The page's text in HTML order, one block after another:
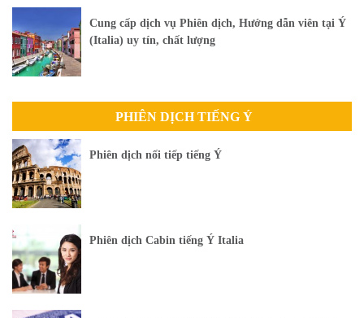
Cung cấp dịch vụ Phiên dịch, Hướng dẫn viên tại Ý
(Italia) uy tín, chất lượng
PHIÊN DỊCH TIẾNG Ý
Phiên dịch nối tiếp tiếng Ý
Phiên dịch Cabin tiếng Ý Italia